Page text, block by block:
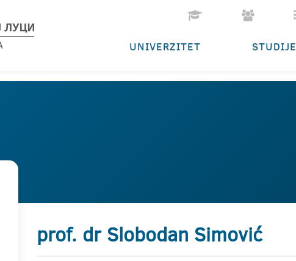
UNIVERZITET STUDIJE
prof. dr Slobodan Simović